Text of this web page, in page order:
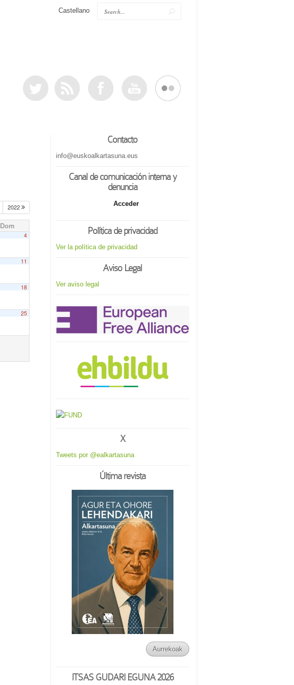
Castellano
2022
Dom
4
11
18
25
Contacto
info@euskoalkartasuna.eus
Canal de comunicación interna y
denuncia
Acceder
Política de privacidad
Ver la política de privacidad
Aviso Legal
Ver aviso legal
X
Tweets por @ealkartasuna
Última revista
Aurrekoak
ITSAS GUDARI EGUNA 2026